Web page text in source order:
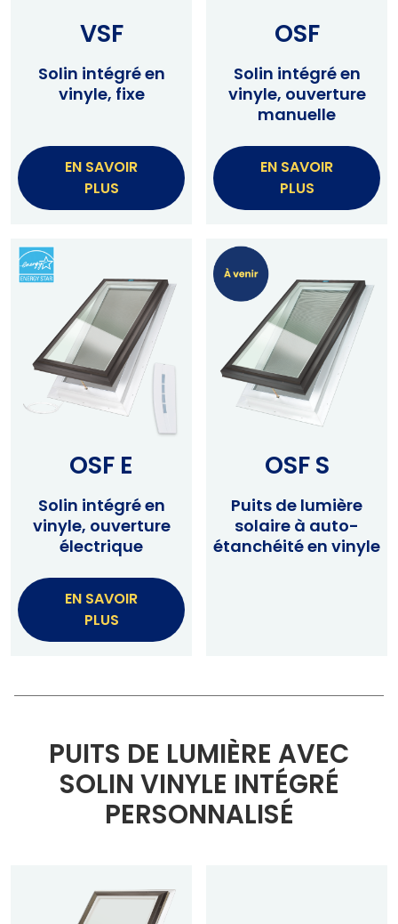
VSF
Solin intégré en
vinyle, fixe
EN SAVOIR
PLUS
OSF
Solin intégré en
vinyle, ouverture
manuelle
EN SAVOIR
PLUS
OSF E
Solin intégré en
vinyle, ouverture
électrique
EN SAVOIR
PLUS
OSF S
Puits de lumière
solaire à auto-
étanchéité en vinyle
PUITS DE LUMIÈRE AVEC
SOLIN VINYLE INTÉGRÉ
PERSONNALISÉ